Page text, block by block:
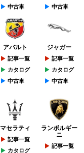
中古車
中古車
アバルト
記事一覧
カタログ
中古車
ジャガー
記事一覧
カタログ
中古車
マセラティ
記事一覧
カタログ
ランボルギー
ニ
記事一覧